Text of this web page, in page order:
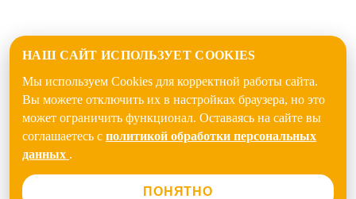
НАШ САЙТ ИСПОЛЬЗУЕТ COOKIES
Мы используем Cookies для корректной работы сайта.
Вы можете отключить их в настройках браузера, но это
может ограничить функционал. Оставаясь на сайте вы
соглашаетесь с политикой обработки персональных
данных .
ПОНЯТНО